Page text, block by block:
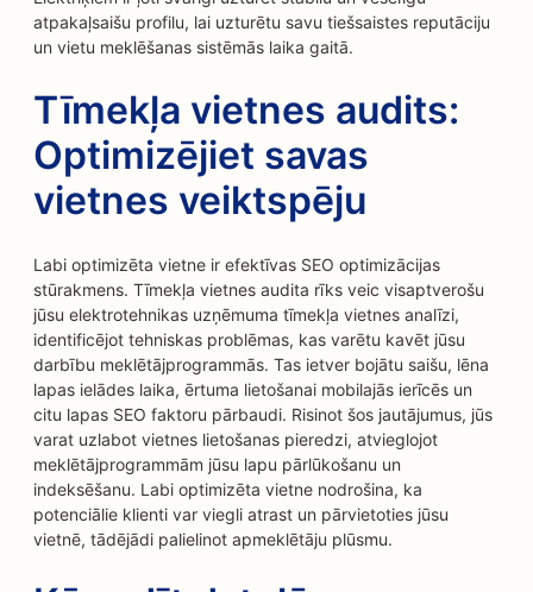
atpakaļsaišu profilu, lai uzturētu savu tiešsaistes reputāciju
un vietu meklēšanas sistēmās laika gaitā.
Tīmekļa vietnes audits:
Optimizējiet savas
vietnes veiktspēju
Labi optimizēta vietne ir efektīvas SEO optimizācijas
stūrakmens. Tīmekļa vietnes audita rīks veic visaptverošu
jūsu elektrotehnikas uzņēmuma tīmekļa vietnes analīzi,
identificējot tehniskas problēmas, kas varētu kavēt jūsu
darbību meklētājprogrammās. Tas ietver bojātu saišu, lēna
lapas ielādes laika, ērtuma lietošanai mobilajās ierīcēs un
citu lapas SEO faktoru pārbaudi. Risinot šos jautājumus, jūs
varat uzlabot vietnes lietošanas pieredzi, atvieglojot
meklētājprogrammām jūsu lapu pārlūkošanu un
indeksēšanu. Labi optimizēta vietne nodrošina, ka
potenciālie klienti var viegli atrast un pārvietoties jūsu
vietnē, tādējādi palielinot apmeklētāju plūsmu.